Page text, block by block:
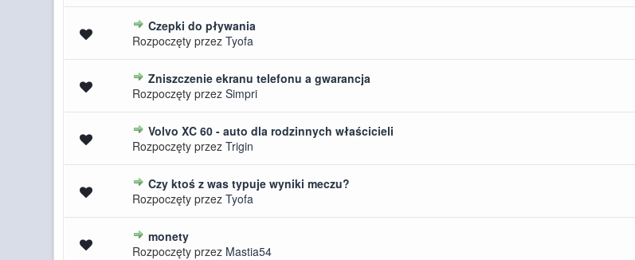
Czepki do pływania
Rozpoczęty przez Tyofa
0 głosów - średnia ocena: 0 na 5 gwiazdek
Zniszczenie ekranu telefonu a gwarancja
Rozpoczęty przez Simpri
0 głosów - średnia ocena: 0 na 5 gwiazdek
Volvo XC 60 - auto dla rodzinnych właścicieli
Rozpoczęty przez Trigin
0 głosów - średnia ocena: 0 na 5 gwiazdek
Czy ktoś z was typuje wyniki meczu?
Rozpoczęty przez Tyofa
0 głosów - średnia ocena: 0 na 5 gwiazdek
monety
Rozpoczęty przez Mastia54
0 głosów - średnia ocena: 0 na 5 gwiazdek